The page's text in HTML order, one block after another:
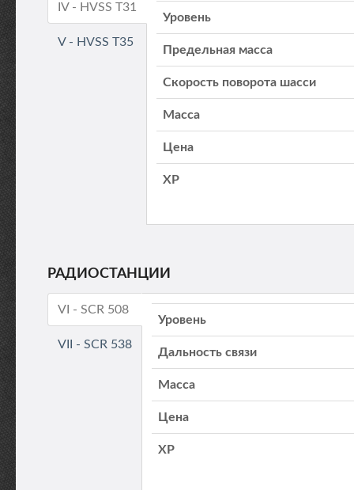
IV - HVSS T31
V - HVSS T35
Уровень
Предельная масса
Скорость поворота шасси
Масса
Цена
XP
РАДИОСТАНЦИИ
VI - SCR 508
VII - SCR 538
Уровень
Дальность связи
Масса
Цена
XP